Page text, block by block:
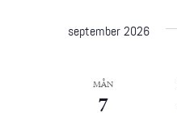
september 2026
MÅN
7